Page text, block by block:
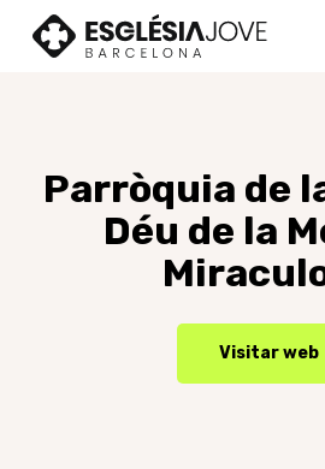
Parròquia de
Déu de la
Visitar web